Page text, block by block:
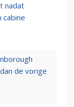
nadat
cabine
de vorige